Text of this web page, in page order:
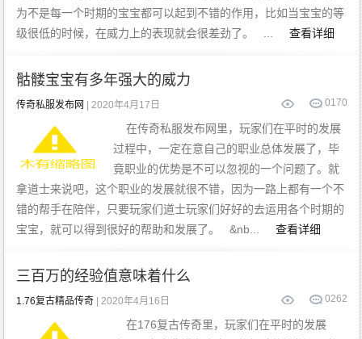
为不是每一个时期的宝宝都可以起到不错的作用，比如当宝宝的等
级很低的时候，在威力上的表现就会很差劲了。 ...
查看详细
骷髅宝宝有多年强大的威力
170
0
传奇私服发布网 | 2020年4月17日
在传奇私服发布网里，玩家们在平时的发展
过程中，一定在意自己的职业总体发展了，毕
竟职业的优势是不可以忽视的一个问题了。就
拿道士来说吧，这个职业的发展就很不错，因为一路上都有一个不
错的帮手在陪伴，只要玩家们道士玩家们好好的去运用各个时期的
宝宝，就可以得到很好的帮助和发展了。 &nb...
查看详细
三百万的经验值意味着什么
262
0
1.76复古精品传奇 | 2020年4月16日
在176复古传奇里，玩家们在平时的发展